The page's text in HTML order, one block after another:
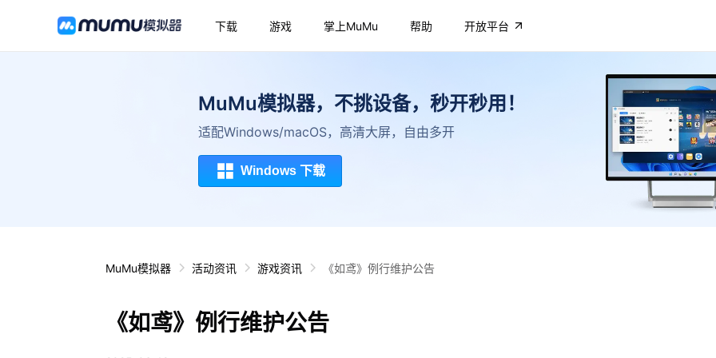
下载 游戏 掌上MuMu 帮助 开放平台
MuMu模拟器，不挑设备，秒开秒用！
适配Windows/macOS，高清大屏，自由多开
Windows 下载
MuMu模拟器 活动资讯 游戏资讯 《如鸢》例行维护公告
《如鸢》例行维护公告